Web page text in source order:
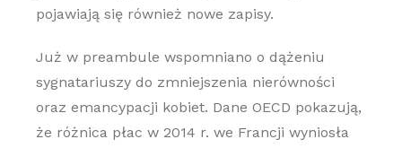
pojawiają się również nowe zapisy.
Już w preambule wspomniano o dążeniu
sygnatariuszy do zmniejszenia nierówności
oraz emancypacji kobiet. Dane OECD pokazują,
że różnica płac w 2014 r. we Francji wyniosła